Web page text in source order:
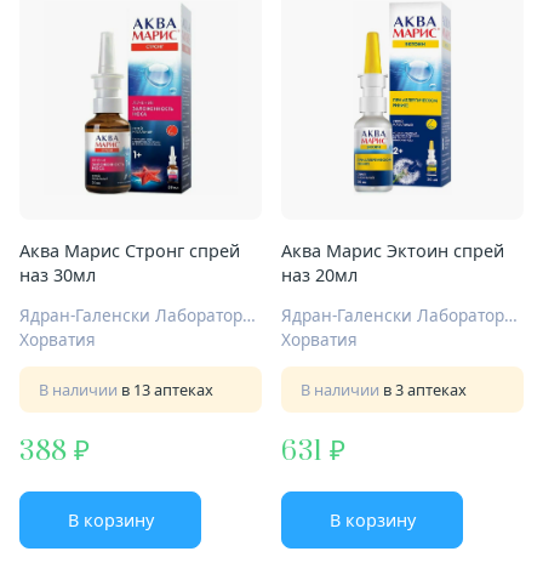
Аква Марис Стронг спрей
наз 30мл
Ядран-Галенски Лабораторий АО
Хорватия
В наличии в 13 аптеках
388
В корзину
Аква Марис Эктоин спрей
наз 20мл
Ядран-Галенски Лабораторий АО
Хорватия
В наличии в 3 аптеках
631
В корзину